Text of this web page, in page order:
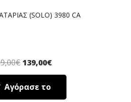
(SOLO) 3980 CA
€ 139,00€
Αγόρασε το